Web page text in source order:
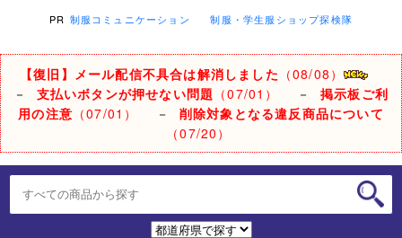
PR 制服コミュニケーション 制服・学生服ショップ探検隊
【復旧】メール配信不具合は解消しました （08/08）
－ 支払いボタンが押せない問題 （07/01） －掲示板ご利
用の注意 （07/01） － 削除対象となる違反商品について
（07/20）